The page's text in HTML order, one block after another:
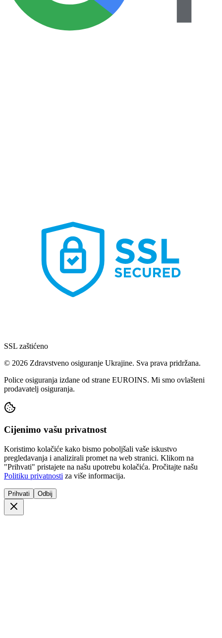
SSL zaštićeno
© 2026 Zdravstveno osiguranje Ukrajine. Sva prava pridržana.
Police osiguranja izdane od strane EUROINS. Mi smo ovlašteni
prodavatelj osiguranja.
Cijenimo vašu privatnost
Koristimo kolačiće kako bismo poboljšali vaše iskustvo
pregledavanja i analizirali promet na web stranici. Klikom na
"Prihvati" pristajete na našu upotrebu kolačića. Pročitajte našu
Politiku privatnosti za više informacija.
Prihvati Odbij